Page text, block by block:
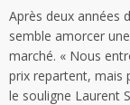
Après deux années
semble amorcer
marché. « Nous
prix repartent, mais
le souligne Laurent